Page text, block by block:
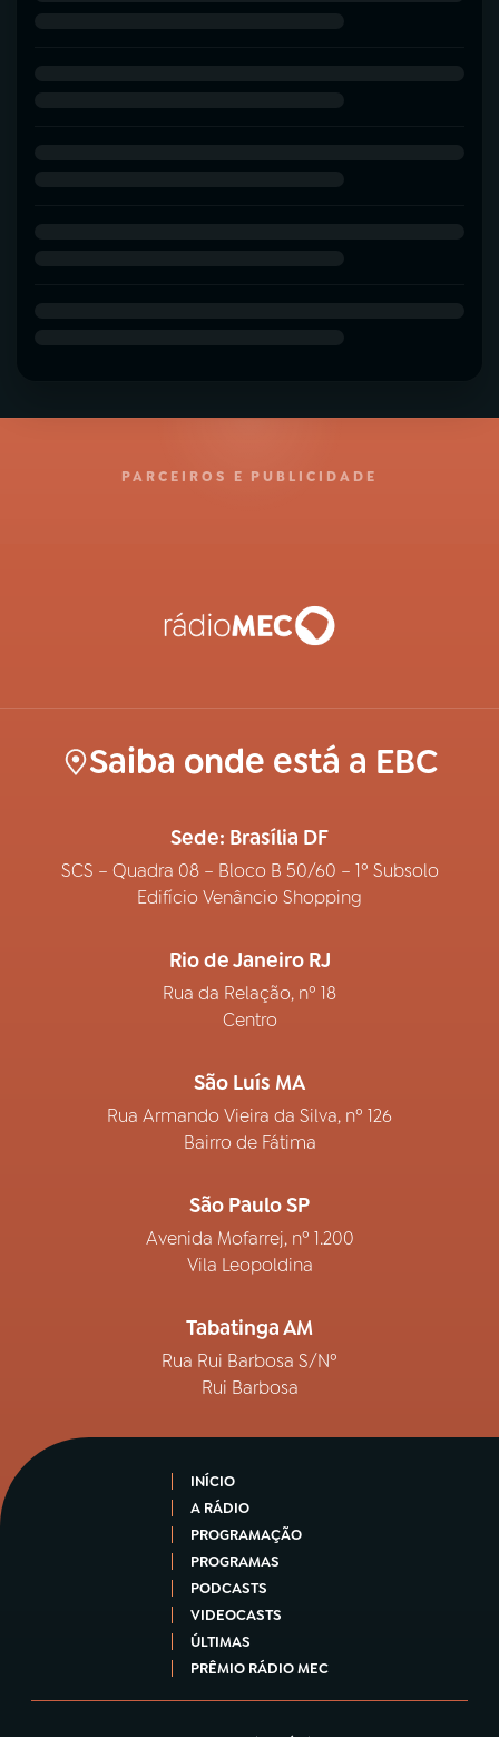
PARCEIROS E PUBLICIDADE
Saiba onde está a EBC
Sede: Brasília DF
SCS – Quadra 08 – Bloco B 50/60 – 1º Subsolo
Edifício Venâncio Shopping
Rio de Janeiro RJ
Rua da Relação, nº 18
Centro
São Luís MA
Rua Armando Vieira da Silva, nº 126
Bairro de Fátima
São Paulo SP
Avenida Mofarrej, nº 1.200
Vila Leopoldina
Tabatinga AM
Rua Rui Barbosa S/Nº
Rui Barbosa
INÍCIO
A RÁDIO
PROGRAMAÇÃO
PROGRAMAS
PODCASTS
VIDEOCASTS
ÚLTIMAS
PRÊMIO RÁDIO MEC